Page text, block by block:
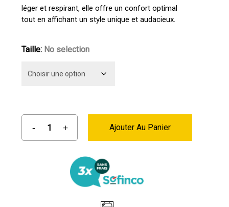
74,90 €
léger et respirant, elle offre un confort optimal
tout en affichant un style unique et audacieux.
Taille: No selection
Ajouter Au Panier